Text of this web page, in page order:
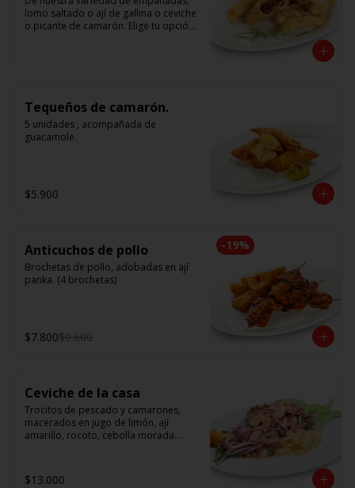
lomo saltado o ají de gallina o ceviche
o picante de camarón. Elige tu opción
Tequeños de camarón.
5 unidades , acompañada de
guacamole.
$5.900
-19%
Anticuchos de pollo
Brochetas de pollo, adobadas en ají
panka. (4 brochetas)
$7.800$9.600
Ceviche de la casa
Trocitos de pescado y camarones,
macerados en jugo de limón, ají
amarillo, rocoto, cebolla morada.
$13.000